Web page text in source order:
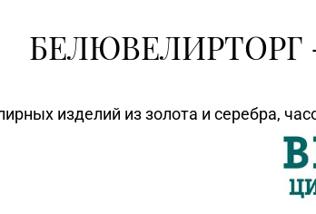
изделий из золота и серебра,